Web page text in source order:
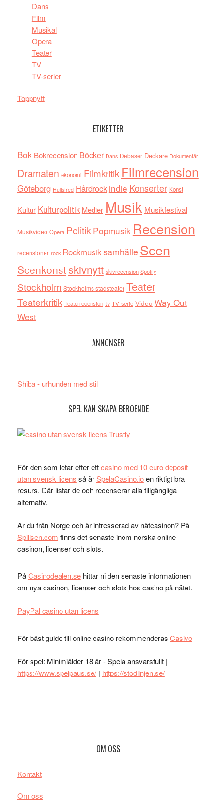
Dans
Film
Musikal
Opera
Teater
TV
TV-serier
Toppnytt
ETIKETTER
Bok Bokrecension Böcker Dans Debaser Deckare Dokumentär
Dramaten ekonomi Filmkritik Filmrecension
Göteborg Hultsfred Hårdrock indie Konserter Konst
Kultur Kulturpolitik Medier Musik Musikfestival
Musikvideo Opera Politik Popmusik Recension
recensioner rock RockmusiksamhälleScen
Scenkonstskivnytt skivrecension Spotify
Stockholm Stockholms stadsteater Teater
Teaterkritik Teaterrecension tv TV-serie Video Way Out
West
ANNONSER
Shiba - urhunden med stil
SPEL KAN SKAPA BEROENDE
För den som letar efter ettcasino med 10 euro deposit
utan svensk licens så ärSpelaCasino.ioen riktigt bra
resurs. Där listar de och recenserar alla tillgängliga
alternativ.
Är du från Norge och är intresserad av nätcasinon? På
Spillsen.com finns det senaste inom norska online
casinon, licenser och slots.
PåCasinodealen.sehittar ni den senaste informationen
om nya casinon, licenser och slots hos casino på nätet.
PayPal casino utan licens
För bäst guide till online casino rekommenderas Casivo
För spel: Minimiålder 18 år - Spela ansvarsfullt |
https://www.spelpaus.se/| https://stodlinjen.se/
OM OSS
Kontakt
Om oss